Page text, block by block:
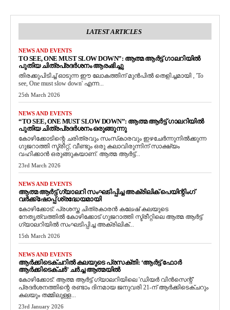
LATEST ARTICLES
NEWS AND EVENTS
TO SEE, ONE MUST SLOW DOWN”: ആത്മ ആർട്ട് ഗാലറിയിൽ
പുതിയ ചിത്രപ്രദർശനം ആരംഭിച്ചു
തിരക്കുപിടിച്ച് ഓടുന്ന ഈ ലോകത്തിന് മുൻപിൽ തെളിച്ചമായി , 'To
see, One must slow down' എന്ന...
25th March 2026
NEWS AND EVENTS
“TO SEE, ONE MUST SLOW DOWN”: ആത്മ ആർട്ട് ഗാലറിയിൽ
പുതിയ ചിത്രപ്രദർശനം ഒരുങ്ങുന്നു
കോഴിക്കോടിന്റെ ചരിത്രവും സംസ്‌കാരവും ഇഴചേർന്നുനിൽക്കുന്ന
ഗുജറാത്തി സ്ട്രീറ്റ്, വീണ്ടും ഒരു കലാവിരുന്നിന് സാക്ഷ്യം
വഹിക്കാൻ ഒരുങ്ങുകയാണ്. ആത്മ ആർട്ട്...
23rd March 2026
NEWS AND EVENTS
ആത്മ ആർട്ട് ഗ്യാലറി സംഘടിപ്പിച്ച അക്രിലിക് പെയിന്റിംഗ്
വർക്ക്‌ഷോപ്പ് ശ്രദ്ധേയമായി
കോഴിക്കോട്: പ്രശസ്ത ചിത്രകാരൻ കലേഷ് കലയുടെ
നേതൃത്വത്തിൽ കോഴിക്കോട് ഗുജറാത്തി സ്ട്രീറ്റിലെ ആത്മ ആർട്ട്
ഗ്യാലറിയിൽ സംഘടിപ്പിച്ച അക്രിലിക്...
15th March 2026
NEWS AND EVENTS
ആർക്കിടെക്ചറിൽ കലയുടെ പ്രസക്തി: ‘ആർട്ട് ഫോർ
ആർക്കിടെക്ചർ’ ചർച്ച ആത്മയിൽ
​കോഴിക്കോട്: ആത്മ ആർട്ട് ഗ്യാലറിയിലെ 'ഡിയർ വിൻസെന്റ്'
പ്രദർശനത്തിന്റെ രണ്ടാം ദിനമായ ജനുവരി 21-ന് ആർക്കിടെക്ചറും
കലയും തമ്മിലുള്ള...
23rd January 2026